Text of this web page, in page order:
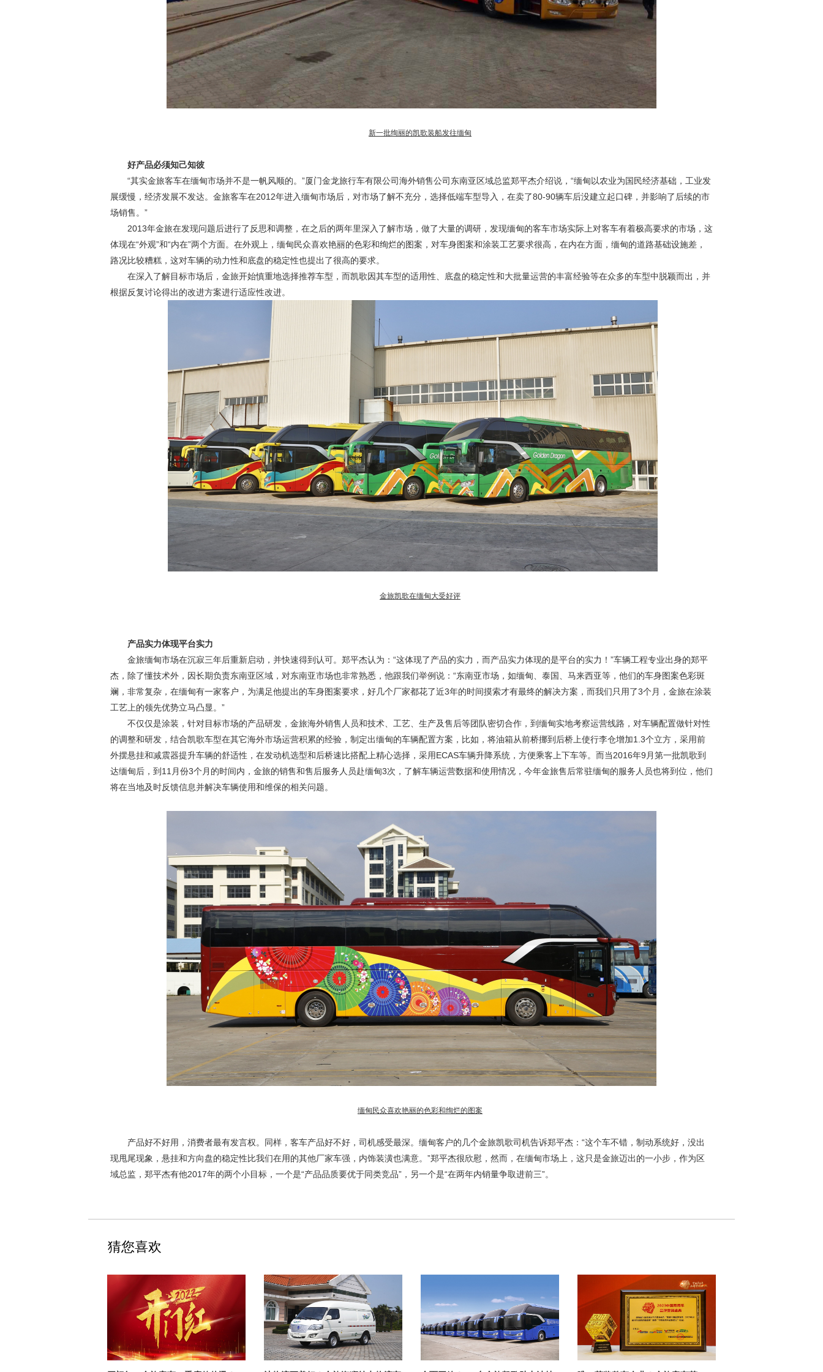
新一批绚丽的凯歌装船发往缅甸
好产品必须知己知彼
“其实金旅客车在缅甸市场并不是一帆风顺的。”厦门金龙旅行车有限公司海外销售公司东南亚区域总监郑平杰介绍说，“缅甸以农业为国民经济基础，工业发
展缓慢，经济发展不发达。金旅客车在2012年进入缅甸市场后，对市场了解不充分，选择低端车型导入，在卖了80-90辆车后没建立起口碑，并影响了后续的市
场销售。”
2013年金旅在发现问题后进行了反思和调整，在之后的两年里深入了解市场，做了大量的调研，发现缅甸的客车市场实际上对客车有着极高要求的市场，这
体现在“外观”和“内在”两个方面。在外观上，缅甸民众喜欢艳丽的色彩和绚烂的图案，对车身图案和涂装工艺要求很高，在内在方面，缅甸的道路基础设施差，
路况比较糟糕，这对车辆的动力性和底盘的稳定性也提出了很高的要求。
在深入了解目标市场后，金旅开始慎重地选择推荐车型，而凯歌因其车型的适用性、底盘的稳定性和大批量运营的丰富经验等在众多的车型中脱颖而出，并
根据反复讨论得出的改进方案进行适应性改进。
金旅凯歌在缅甸大受好评
产品实力体现平台实力
金旅缅甸市场在沉寂三年后重新启动，并快速得到认可。郑平杰认为：“这体现了产品的实力，而产品实力体现的是平台的实力！”车辆工程专业出身的郑平
杰，除了懂技术外，因长期负责东南亚区域，对东南亚市场也非常熟悉，他跟我们举例说：“东南亚市场，如缅甸、泰国、马来西亚等，他们的车身图案色彩斑
斓，非常复杂，在缅甸有一家客户，为满足他提出的车身图案要求，好几个厂家都花了近3年的时间摸索才有最终的解决方案，而我们只用了3个月，金旅在涂装
工艺上的领先优势立马凸显。”
不仅仅是涂装，针对目标市场的产品研发，金旅海外销售人员和技术、工艺、生产及售后等团队密切合作，到缅甸实地考察运营线路，对车辆配置做针对性
的调整和研发，结合凯歌车型在其它海外市场运营积累的经验，制定出缅甸的车辆配置方案，比如，将油箱从前桥挪到后桥上使行李仓增加1.3个立方，采用前
外摆悬挂和减震器提升车辆的舒适性，在发动机选型和后桥速比搭配上精心选择，采用ECAS车辆升降系统，方便乘客上下车等。而当2016年9 月第一批凯歌到
达缅甸后，到 11 月份3个月的时间内，金旅的销售和售后服务人员赴缅甸3次，了解车辆运营数据和使用情况，今年金旅售后常驻缅甸的服务人员也将到位，他们
将在当地及时反馈信息并解决车辆使用和维保的相关问题。
缅甸民众喜欢艳丽的色彩和绚烂的图案
产品好不好用，消费者最有发言权。同样，客车产品好不好，司机感受最深。缅甸客户的几个金旅凯歌司机告诉郑平杰：“这个车不错，制动系统好，没出
现甩尾现象，悬挂和方向盘的稳定性比我们在用的其他厂家车强，内饰装潢也满意。”郑平杰很欣慰，然而，在缅甸市场上，这只是金旅迈出的一小步，作为区
域总监，郑平杰有他2017年的两个小目标，一个是“产品品质要优于同类竞品”，另一个是“在两年内销量争取进前三”。
猜您喜欢